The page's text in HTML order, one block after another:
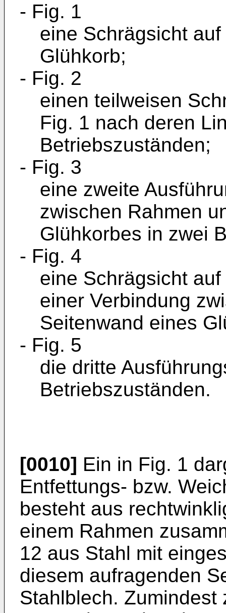
- Fig. 1
eine Schrägsicht
Glühkorb;
- Fig. 2
einen teilweisen
Fig. 1 nach deren
Betriebszuständen;
- Fig. 3
eine zweite
zwischen Rahmen
Glühkorbes in zwei
- Fig. 4
eine Schrägsicht
einer Verbindung
Seitenwand eines
- Fig. 5
die dritte
Betriebszuständen.
[0010] Ein in Fig. 1
Entfettungs- bzw.
besteht aus
einem Rahmen
12 aus Stahl mit
diesem aufragenden
Stahlblech. Zumindest